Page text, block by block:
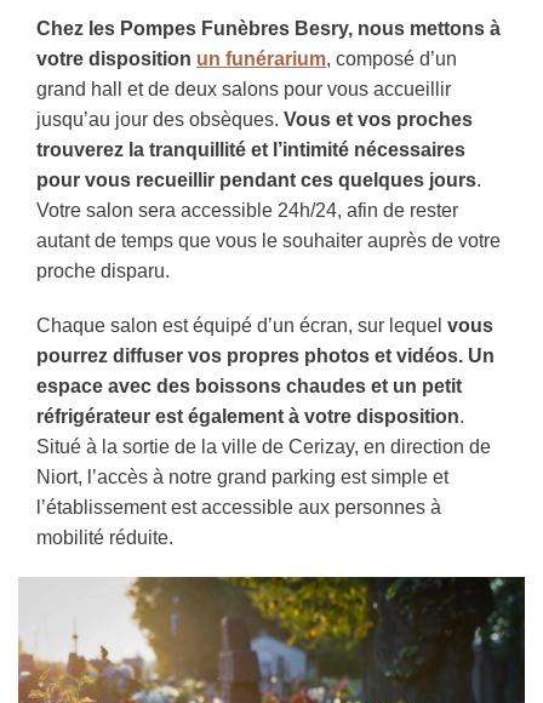
Chez les Pompes Funèbres Besry, nous mettons à
votre disposition un funérarium, composé d’un
grand hall et de deux salons pour vous accueillir
jusqu’au jour des obsèques. Vous et vos proches
trouverez la tranquillité et l’intimité nécessaires
pour vous recueillir pendant ces quelques jours.
Votre salon sera accessible 24h/24, afin de rester
autant de temps que vous le souhaiter auprès de votre
proche disparu.
Chaque salon est équipé d’un écran, sur lequel vous
pourrez diffuser vos propres photos et vidéos. Un
espace avec des boissons chaudes et un petit
réfrigérateur est également à votre disposition.
Situé à la sortie de la ville de Cerizay, en direction de
Niort, l’accès à notre grand parking est simple et
l’établissement est accessible aux personnes à
mobilité réduite.